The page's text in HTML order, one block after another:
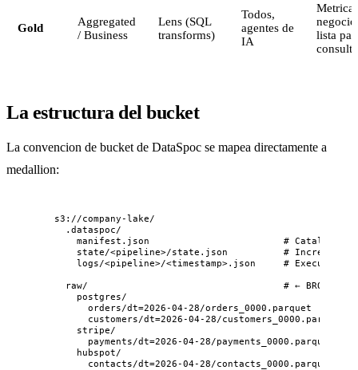
Gold
Aggregated
/ Business
Lens (SQL
transforms)
Todos,
agentes de
IA
lista
La estructura del bucket
La convencion de bucket de DataSpoc se mapea directamente a
medallion:
s3://company-lake/
.dataspoc/
manifest.json                        # Catalog
state/<pipeline>/state.json          # Incremental
logs/<pipeline>/<timestamp>.json     # Execution
raw/                                   # ← BRONZE
postgres/
orders/dt=2026-04-28/orders_0000.parquet
customers/dt=2026-04-28/customers_0000.parquet
stripe/
payments/dt=2026-04-28/payments_0000.parquet
hubspot/
contacts/dt=2026-04-28/contacts_0000.parquet